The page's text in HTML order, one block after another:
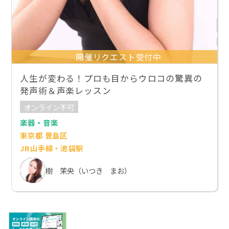
開催リクエスト受付中
人生が変わる！プロも目からウロコの驚異の
発声術＆声楽レッスン
オンライン不可
楽器・音楽
東京都 豊島区
JR山手線・池袋駅
樹 茉央（いつき まお）